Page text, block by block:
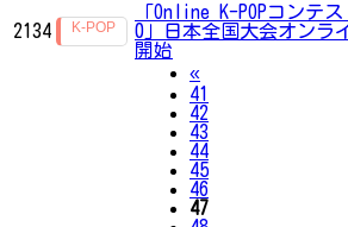
2134
「Online K-POPコンテス
0」日本全国大会オンラ
開始
«Previous
41
42
43
44
45
46
47